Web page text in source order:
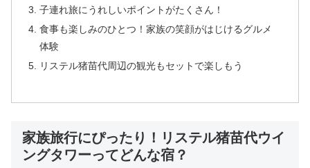
子連れ旅にうれしいポイントがたくさん！
食事も楽しみのひとつ！家族の笑顔がはじけるグルメ
体験
リステル猪苗代周辺の観光もセットで楽しもう
家族旅行にぴったり！リステル猪苗代ウイ
ングタワーってどんな宿？